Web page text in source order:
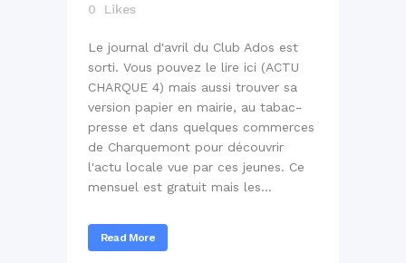
0
Likes
Le journal d'avril du Club Ados est
sorti. Vous pouvez le lire ici (ACTU
CHARQUE 4) mais aussi trouver sa
version papier en mairie, au tabac-
presse et dans quelques commerces
de Charquemont pour découvrir
l'actu locale vue par ces jeunes. Ce
mensuel est gratuit mais les...
Read More